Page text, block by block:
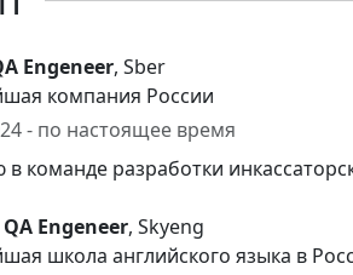
Engeneer, Sber
компания России
- по настоящее время
в команде разработки
Engeneer, Skyeng
школа английского языка в